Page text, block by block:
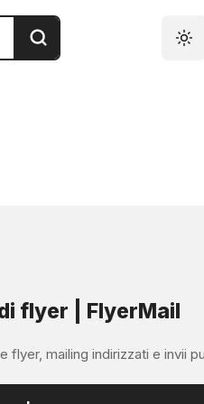
flyer | FlyerMail
flyer, mailing indirizzati e invii